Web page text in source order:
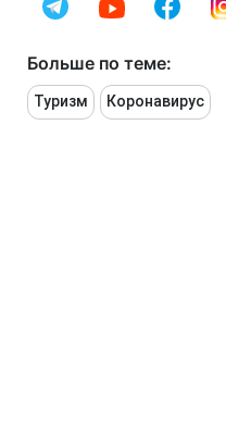
Больше по теме:
Туризм Коронавирус